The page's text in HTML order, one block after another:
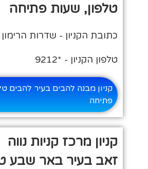
טלפון, שעות פתיחה
כתובת הקניון - שדרות הרימון 1, להבים
טלפון הקניון - *9212
קניון מבנה להבים בעיר להבים
פתיחה
קניון מרכז קניות נווה
זאב בעיר באר שבע